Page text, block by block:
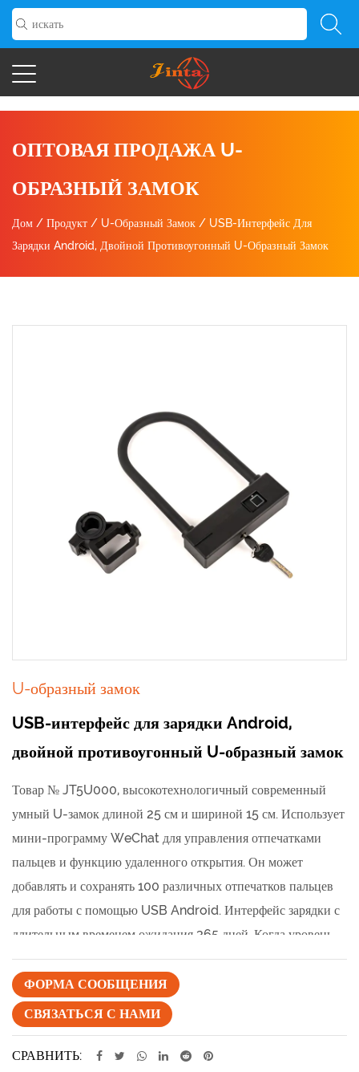
ОПТОВАЯ ПРОДАЖА U-
ОБРАЗНЫЙ ЗАМОК
Дом / Продукт / U-Образный Замок / USB-Интерфейс Для
Зарядки Android, Двойной Противоугонный U-Образный Замок
U-образный замок
USB-интерфейс для зарядки Android,
двойной противоугонный U-образный замок
Товар № JT5U000, высокотехнологичный современный
умный U-замок длиной 25 см и шириной 15 см. Использует
мини-программу WeChat для управления отпечатками
пальцев и функцию удаленного открытия. Он может
добавлять и сохранять 100 различных отпечатков пальцев
для работы с помощью USB Android. Интерфейс зарядки с
длительным временем ожидания 365 дней. Когда уровень
заряда батареи составляет менее 20%, красные и синие
индикаторы мигают попеременно, напоминая о
необходимости зарядки, с цилиндром безопасности
высокого уровня и сочетаются с 2 ключами, убедитесь, что у
вас есть двойная защита от кражи. , доступен для
ФОРМА СООБЩЕНИЯ
СВЯЗАТЬСЯ С НАМИ
СРАВНИТЬ: